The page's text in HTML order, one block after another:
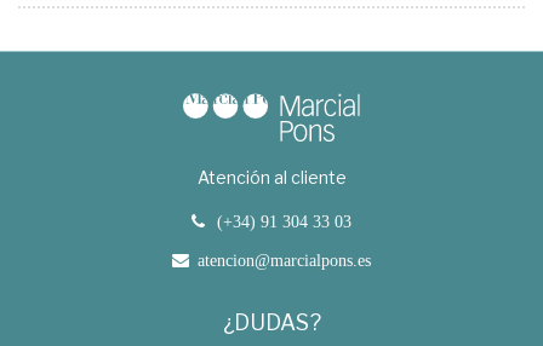
Atención al cliente
(+34) 91 304 33 03
atencion@marcialpons.es
¿DUDAS?